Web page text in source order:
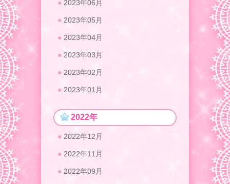
2023年06月
2023年05月
2023年04月
2023年03月
2023年02月
2023年01月
2022年
2022年12月
2022年11月
2022年09月